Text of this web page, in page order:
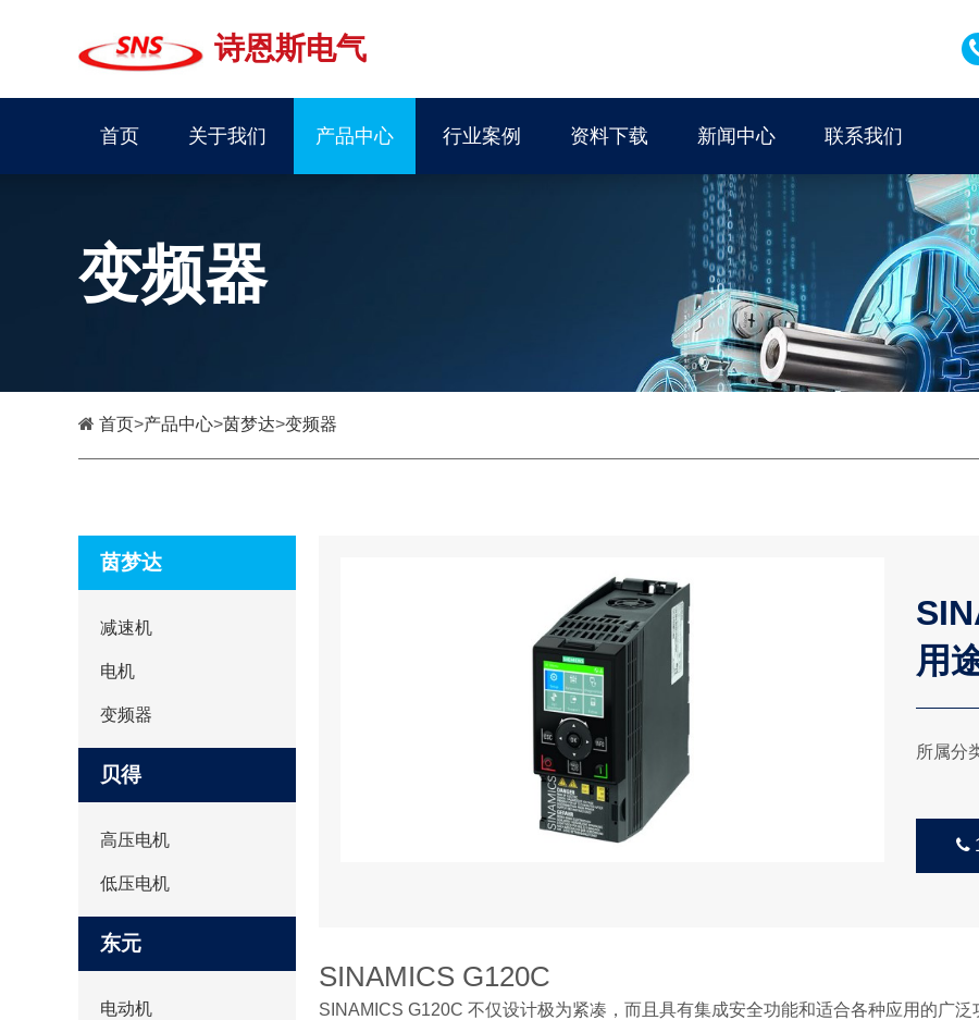
诗恩斯电气
首页 关于我们 产品中心 行业案例 资料下载 新闻中心 联系我们
变频器
首页>产品中心>茵梦达>变频器
茵梦达
减速机
电机
变频器
贝得
高压电机
低压电机
东元
电动机
用
所属分
SINAMICS G120C
SINAMICS G120C 不仅设计极为紧凑，而且具有集成安全功能和适合各种应用的广